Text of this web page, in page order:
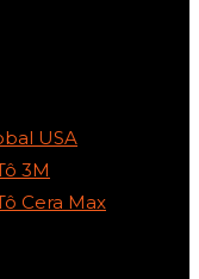
USA
3M
Cera Max